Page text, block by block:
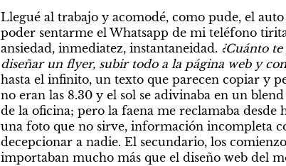
Llegué al trabajo y acomodé, como pude, el
poder sentarme el Whatsapp de mi teléfono
ansiedad, inmediatez, instantaneidad. ¿Cuánto
diseñar un flyer, subir todo a la página web y
hasta el infinito, un texto que parecen copiar y
no eran las 8.30 y el sol se adivinaba en un
de la oficina; pero la faena me reclamaba
una foto que no sirve, información incompleta
decepcionar a nadie. El secundario, los
importaban mucho más que el diseño web del